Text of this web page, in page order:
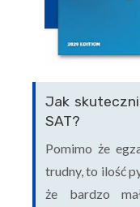
Jak
SAT?
Pomimo że
trudny, to ilość
że bardzo